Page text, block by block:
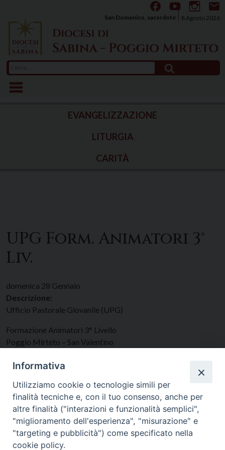
content
8 Agosto 2026
San Domenico, sacerdote
per:
EVANGELIZZAZIONE
LITURGIA
CARITÀ
UPG Form. Animatori 3°
Liv.
domenica 28 Gennaio
Descrizione:
Ufficio Pastorale Giovanile (UPG)
Formazione Animatori 3° Livello
Poggio Mirteto – San Valentino
Data: 28/01/2024
Informativa
Utilizziamo cookie o tecnologie simili per
finalità tecniche e, con il tuo consenso, anche per
altre finalità ("interazioni e funzionalità semplici",
"miglioramento dell'esperienza", "misurazione" e
"targeting e pubblicità") come specificato nella
cookie policy.